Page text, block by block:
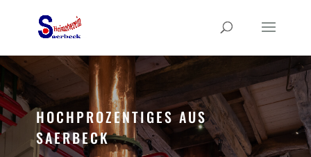
HOCHPROZENTIGES AUS
SAERBECK